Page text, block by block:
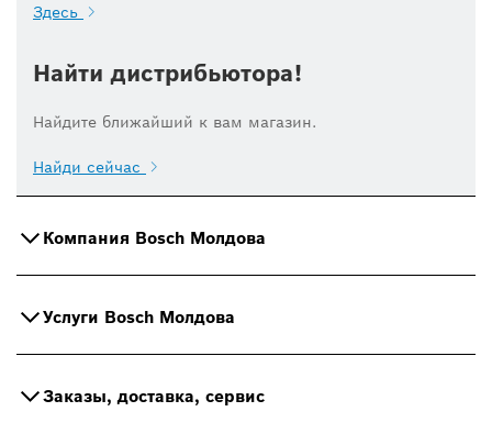
Здесь
Найти дистрибьютора!
Найдите ближайший к вам магазин.
Найди сейчас
Компания Bosch Молдова
Услуги Bosch Молдова
Заказы, доставка, сервис